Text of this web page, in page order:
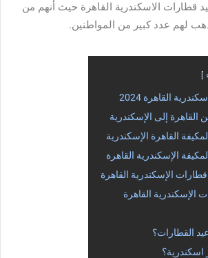
قطارات الاسكندرية القاهرة حيث أنهم من
لهم عدد كبير من المواطنين.
القاهرة 2024
القاهرة إلى الإسكندرية
القاهرة الإسكندرية
الإسكندرية القاهرة
الإسكندرية القاهرة
الإسكندرية القاهرة
القطارات؟